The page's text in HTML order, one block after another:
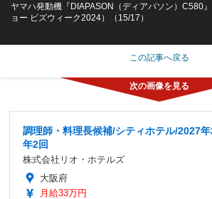
ヤマハ発動機『DIAPASON（ディアパソン）C580
ョー ビズウィーク2024）（15/17）
この記事へ戻る
調理師・料理長候補/シティホテル/2027
年2回
株式会社リオ・ホテルズ
大阪府
月給33万円